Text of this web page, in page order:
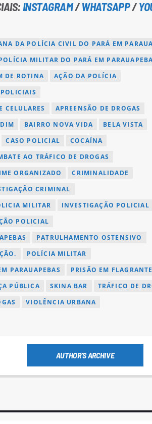
INSTAGRAM/WHATSAPP/
DA POLÍCIA CIVIL DO PARÁ EM
MILITAR DO PARÁ EM
DE ROTINA
AÇÃO DA POLÍCIA
CELULARES
APREENSÃO DE DROGAS
BAIRRO NOVA VIDA
BELA VISTA
CASO POLICIAL
COCAÍNA
AO TRÁFICO DE DROGAS
ORGANIZADO
CRIMINALIDADE
CRIMINAL
MILITAR
INVESTIGAÇÃO POLICIAL
POLICIAL
PATRULHAMENTO OSTENSIVO
POLÍCIA MILITAR
PARAUAPEBAS
PRISÃO EM FLAGRANTE
PÚBLICA SKINA BAR
TRÁFICO DE
VIOLÊNCIA URBANA
AUTHOR'S ARCHIVE